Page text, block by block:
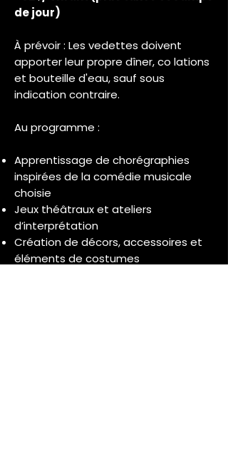
de jour)
À prévoir : Les vedettes doivent
apporter leur propre dîner, co lations
et bouteille d'eau, sauf sous
indication contraire.
Au programme :
Apprentissage de chorégraphies
inspirées de la comédie musicale
choisie
Jeux théâtraux et ateliers
d’interprétation
Création de décors, accessoires et
éléments de costumes